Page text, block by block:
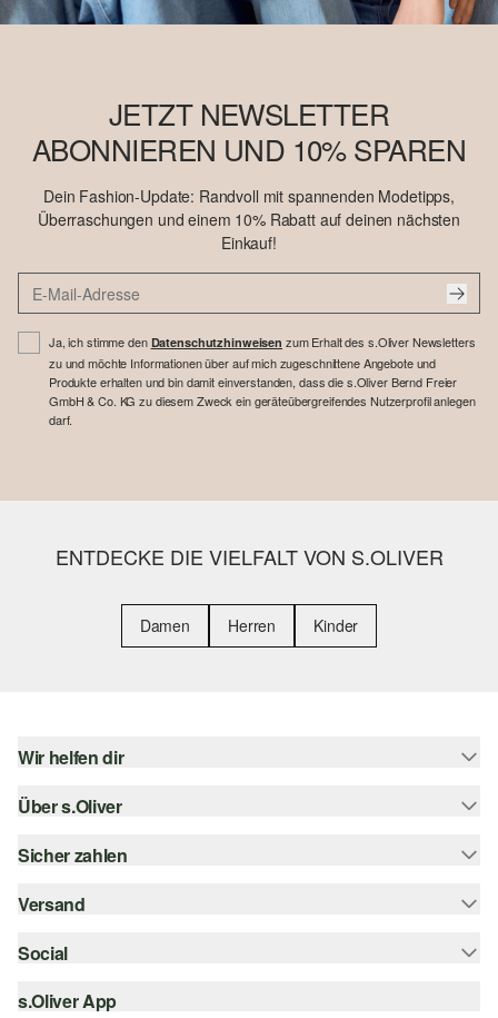
JETZT NEWSLETTER
ABONNIEREN UND 10% SPAREN
Dein Fashion-Update: Randvoll mit spannenden Modetipps,
Überraschungen und einem 10% Rabatt auf deinen nächsten
Einkauf!
Ja, ich stimme den Datenschutzhinweisen zum Erhalt des s.Oliver Newsletters
zu und möchte Informationen über auf mich zugeschnittene Angebote und
Produkte erhalten und bin damit einverstanden, dass die s.Oliver Bernd Freier
GmbH & Co. KG zu diesem Zweck ein geräteübergreifendes Nutzerprofil anlegen
darf.
ENTDECKE DIE VIELFALT VON S.OLIVER
Damen Herren Kinder
Wir helfen dir
Hilfe & FAQ
Größenberatung
Top-Kategorien
Bestellung widerrufen
Über s.Oliver
s.Oliver Magazin
Whatsapp
s.Oliver Group
Sicher zahlen
Rechnung
Kreditkarte
Versand
Sendungsverfolgung
DHL
Social
instagram
s.Oliver App